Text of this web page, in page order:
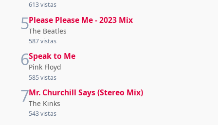
613 vistas
5Please Please Me - 2023 Mix
The Beatles
587 vistas
6Speak to Me
Pink Floyd
585 vistas
7Mr. Churchill Says (Stereo Mix)
The Kinks
543 vistas